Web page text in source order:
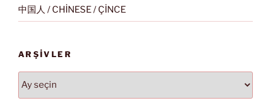
中国人 / CHİNESE / ÇİNCE
ARŞIVLER
Arşivler